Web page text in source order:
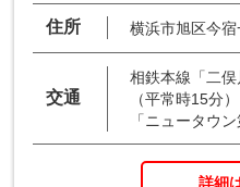
住所 横浜市旭区今
交通
相鉄本線「二
（平常時15分）
「ニュータウ
詳細